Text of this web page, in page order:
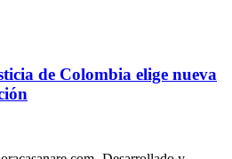
de Colombia elige nueva